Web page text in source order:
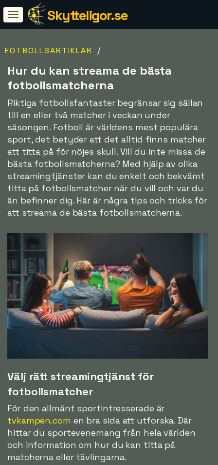
Skytteligor.se
FOTBOLLSARTIKLAR /
Hur du kan streama de bästa
fotbollsmatcherna
Riktiga fotbollsfantaster begränsar sig sällan
till en eller två matcher i veckan under
säsongen. Fotboll är världens mest populära
sport, det betyder att det alltid finns matcher
att titta på för nöjes skull. Vill du inte missa de
bästa fotbollsmatcherna? Med hjälp av olika
streamingtjänster kan du enkelt och bekvämt
titta på fotbollsmatcher när du vill och var du
än befinner dig. Här är några tips och tricks för
att streama de bästa fotbollsmatcherna.
Välj rätt streamingtjänst för
fotbollsmatcher
För den allmänt sportintresserade är
tvkampen.com en bra sida att utforska. Där
hittar du sportevenemang från hela världen
och information om hur du kan titta på
matcherna eller tävlingarna.